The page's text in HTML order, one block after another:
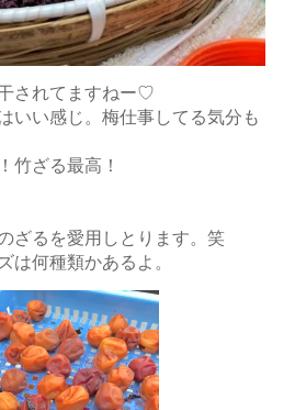
されてますねー♡
いい感じ。梅仕事してる気分も
竹ざる最高！
ざるを愛用しとります。笑
は何種類かあるよ。